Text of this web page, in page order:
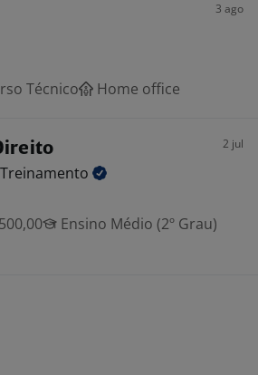
3 ago
Técnico Home office
2 jul
Treinamento
Ensino Médio (2º Grau)